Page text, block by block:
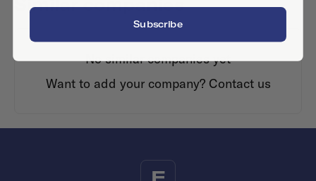
No similar companies yet
Want to add your company? Contact us
F
Subscribe